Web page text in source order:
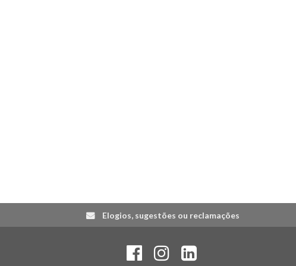
Elogios, sugestões ou reclamações